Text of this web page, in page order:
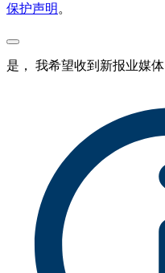
保护声明 。
是， 我希望收到新报业媒体